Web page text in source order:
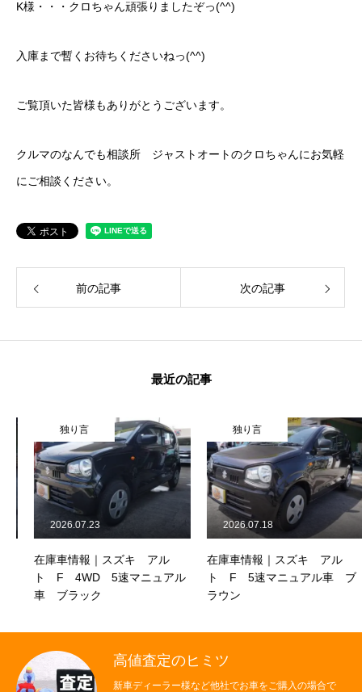
K様・・・クロちゃん頑張りましたぞっ(^^)
入庫まで暫くお待ちくださいねっ(^^)
ご覧頂いた皆様もありがとうございます。
クルマのなんでも相談所 ジャストオートのクロちゃんにお気軽
にご相談ください。
前の記事 次の記事
最近の記事
独り言
在庫車情報｜スズキ アル
ト F 4WD 5速マニュアル
車 ブラック
2026.07.23
独り言
在庫車情報｜スズキ アル
ト F 5速マニュアル車 ブ
ラウン
2026.07.18
高値査定のヒミツ
新車ディーラー様など他社でお車をご購入の場合で